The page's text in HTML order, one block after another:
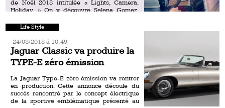
de Noël 2018 intitulée « Lights, Camera,
Holiday. » On y découvre Selena Gomez,
bande de joyeux personnages animés pour
[…]
Life Style
24/08/2018 á 10:49
Jaguar Classic va produire la
TYPE-E zéro émission
La Jaguar Type-E zéro émission va rentrer
en production. Cette annonce découle du
succès rencontré par le concept électrique
de la sportive emblématique présenté au